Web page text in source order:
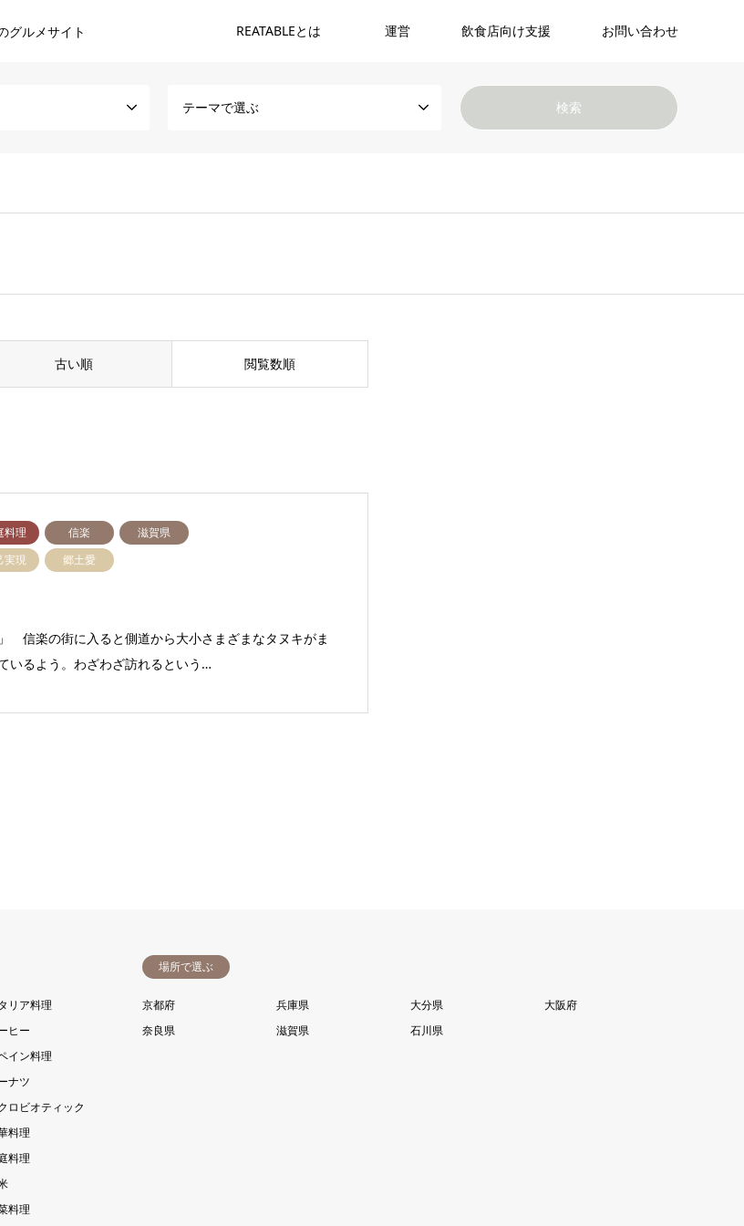
グルメサイト REATABLEとは 運営 飲食店向け支援 お問い合わせ
テーマで選ぶ
古い順 閲覧数順
料理 信楽
滋賀県
実現 郷土愛
信楽の街に入ると側道から大小さまざまなタヌキがま
いるよう。わざわざ訪れるという…
リア料理
ヒー
イン料理
ナツ
ロビオティック
料理
料理
料理
場所で選ぶ
京都府 兵庫県 大分県
大阪府
奈良県
滋賀県 石川県